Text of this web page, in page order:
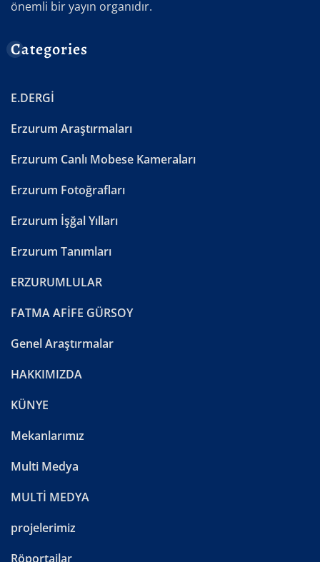
önemli bir yayın organıdır.
Categories
E.DERGİ
Erzurum Araştırmaları
Erzurum Canlı Mobese Kameraları
Erzurum Fotoğrafları
Erzurum İşğal Yılları
Erzurum Tanımları
ERZURUMLULAR
FATMA AFİFE GÜRSOY
Genel Araştırmalar
HAKKIMIZDA
KÜNYE
Mekanlarımız
Multi Medya
MULTİ MEDYA
projelerimiz
Röportajlar